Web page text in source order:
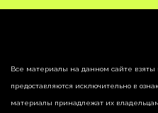
Все материалы на данном сайте взяты
предоставляются исключительно в
материалы принадлежат их